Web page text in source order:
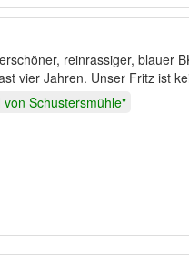
reinrassiger, blauer
vier Jahren. Unser Fritz ist
von Schustersmühle"